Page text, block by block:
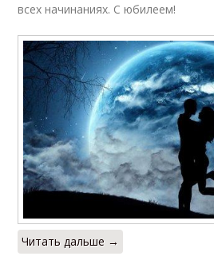
всех начинаниях. С юбилеем!
Читать дальше →